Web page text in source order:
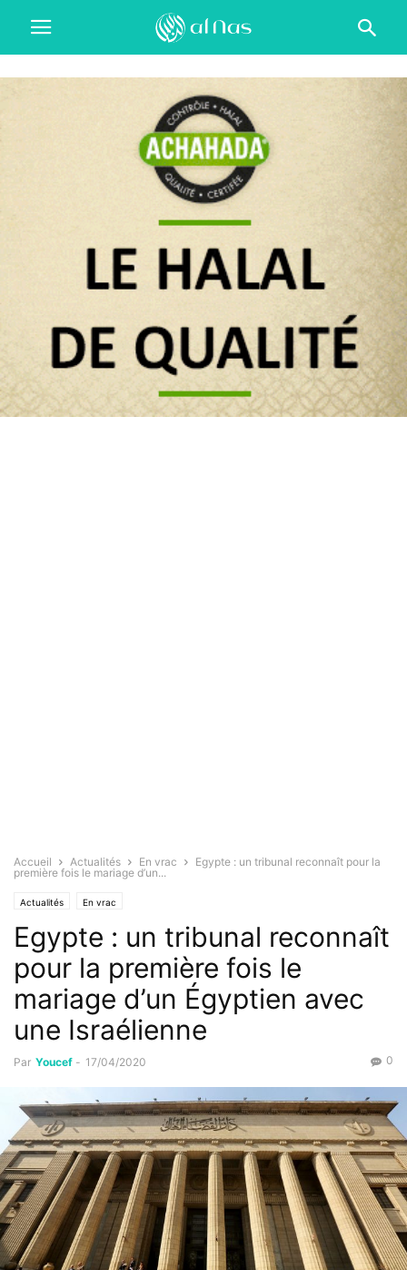
Accueil Actualités En vrac
Egypte : un tribunal reconnaît pour la
première fois le mariage d’un...
Actualités En vrac
Egypte : un tribunal reconnaît
pour la première fois le
mariage d’un Égyptien avec
une Israélienne
Par Youcef - 17/04/2020 0